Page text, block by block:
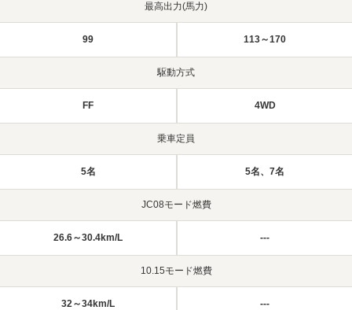
最高出力(馬力)
99 113～170
駆動方式
FF 4WD
乗車定員
5名 5名、7名
JC08モード燃費
26.6～30.4km/L ---
10.15モード燃費
32～34km/L ---